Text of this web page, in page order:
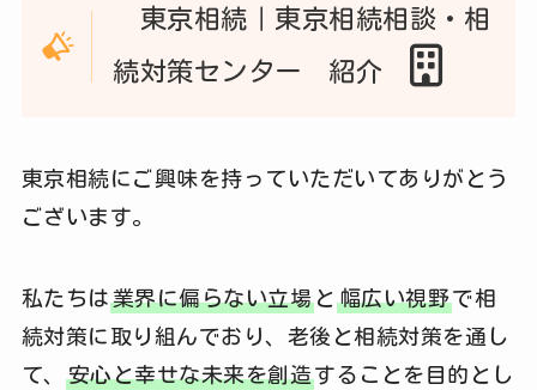
東京相続｜東京相続相談・相
続対策センター 紹介
東京相続にご興味を持っていただいてありがとう
ございます。
私たちは業界に偏らない立場 と 幅広い視野で相
続対策に取り組んでおり、老後と相続対策を通し
て、 安心と幸せな未来を創造することを目的とし